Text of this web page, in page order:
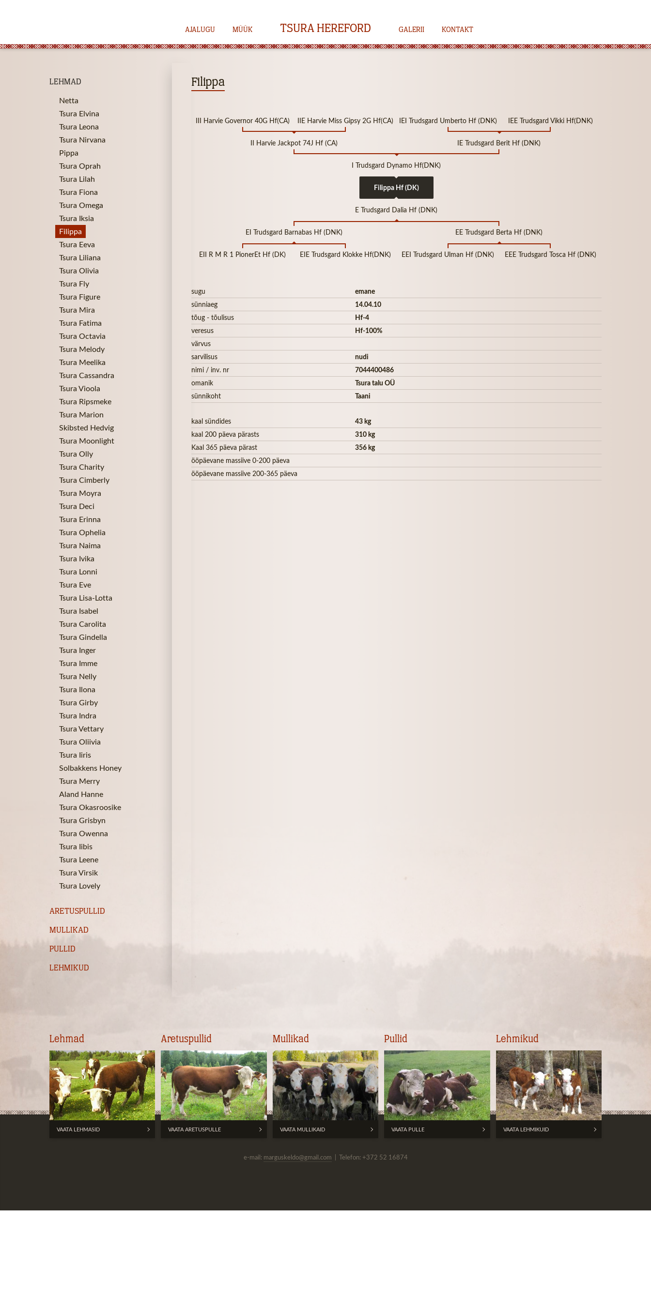
TSURA HEREFORD
AJALUGU MÜÜK GALERII KONTAKT
LEHMAD
Netta
Tsura Elvina
Tsura Leona
Tsura Nirvana
Pippa
Tsura Oprah
Tsura Lilah
Tsura Fiona
Tsura Omega
Tsura Iksia
Filippa
Tsura Eeva
Tsura Liliana
Tsura Olivia
Tsura Fly
Tsura Figure
Tsura Mira
Tsura Fatima
Tsura Octavia
Tsura Melody
Tsura Meelika
Tsura Cassandra
Tsura Vioola
Tsura Ripsmeke
Tsura Marion
Skibsted Hedvig
Tsura Moonlight
Tsura Olly
Tsura Charity
Tsura Cimberly
Tsura Moyra
Tsura Deci
Tsura Erinna
Tsura Ophelia
Tsura Naima
Tsura Ivika
Tsura Lonni
Tsura Eve
Tsura Lisa-Lotta
Tsura Isabel
Tsura Carolita
Tsura Gindella
Tsura Inger
Tsura Imme
Tsura Nelly
Tsura Ilona
Tsura Girby
Tsura Indra
Tsura Vettary
Tsura Oliivia
Tsura Iiris
Solbakkens Honey
Tsura Merry
Aland Hanne
Tsura Okasroosike
Tsura Grisbyn
Tsura Owenna
Tsura Iibis
Tsura Leene
Tsura Virsik
Tsura Lovely
ARETUSPULLID
MULLIKAD
PULLID
LEHMIKUD
Filippa
III Harvie Governor 40G Hf(CA) IIE Harvie Miss Gipsy 2G Hf(CA) IEI Trudsgard Umberto Hf (DNK) IEE Trudsgard Vikki Hf(DNK)
II Harvie Jackpot 74J Hf (CA) IE Trudsgard Berit Hf (DNK)
I Trudsgard Dynamo Hf(DNK)
Filippa Hf (DK)
E Trudsgard Dalia Hf (DNK)
EI Trudsgard Barnabas Hf (DNK) EE Trudsgard Berta Hf (DNK)
EII R M R 1 PionerEt Hf (DK) EIE Trudsgard Klokke Hf(DNK) EEI Trudsgard Ulman Hf (DNK) EEE Trudsgard Tosca Hf (DNK)
sugu
emane
sünniaeg
14.04.10
tõug - tõulisus
Hf-4
veresus
Hf-100%
värvus
sarvilisus
nudi
nimi / inv. nr
7044400486
omanik
Tsura talu OÜ
sünnikoht
Taani
kaal sündides
43 kg
kaal 200 päeva pärasts
310 kg
Kaal 365 päeva pärast
356 kg
ööpäevane massiive 0-200 päeva
ööpäevane massiive 200-365 päeva
Lehmad
VAATA LEHMASID
Aretuspullid
VAATA ARETUSPULLE
Mullikad
VAATA MULLIKAID
Pullid
VAATA PULLE
Lehmikud
VAATA LEHMIKUID
e-mail: marguskeldo@gmail.com | Telefon: +372 52 16874